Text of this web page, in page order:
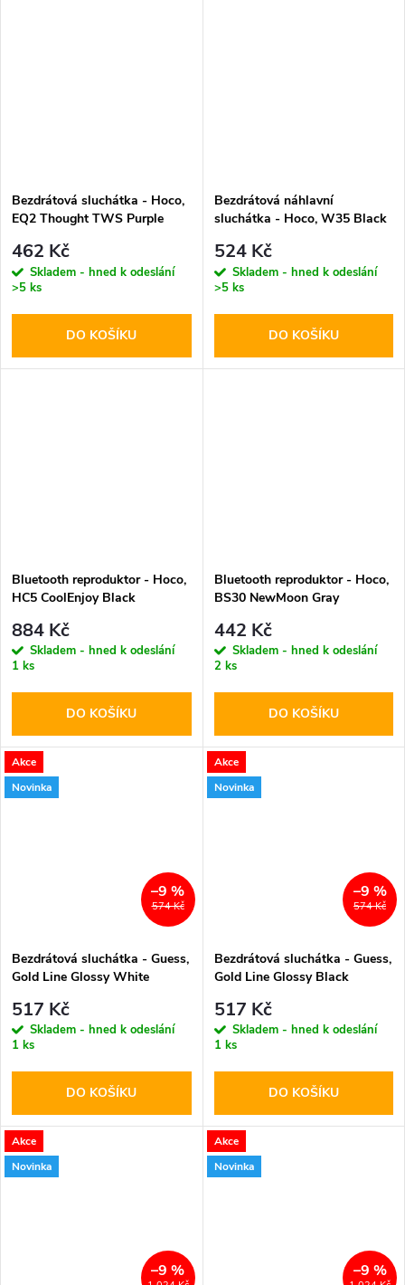
Bezdrátová sluchátka - Hoco,
EQ2 Thought TWS Purple
462 Kč
Skladem - hned k odeslání
>5 ks
DO KOŠÍKU
Bezdrátová náhlavní
sluchátka - Hoco, W35 Black
524 Kč
Skladem - hned k odeslání
>5 ks
DO KOŠÍKU
Bluetooth reproduktor - Hoco,
HC5 CoolEnjoy Black
884 Kč
Skladem - hned k odeslání
1 ks
DO KOŠÍKU
Bluetooth reproduktor - Hoco,
BS30 NewMoon Gray
442 Kč
Skladem - hned k odeslání
2 ks
DO KOŠÍKU
Akce
Novinka
574 Kč
–9 %
Bezdrátová sluchátka - Guess,
Gold Line Glossy White
517 Kč
Skladem - hned k odeslání
1 ks
DO KOŠÍKU
Akce
Novinka
574 Kč
–9 %
Bezdrátová sluchátka - Guess,
Gold Line Glossy Black
517 Kč
Skladem - hned k odeslání
1 ks
DO KOŠÍKU
Akce
Novinka
–9 %
Akce
Novinka
–9 %